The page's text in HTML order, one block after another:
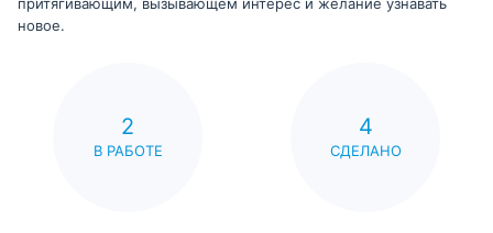
притягивающим, вызывающем интерес и желание узнавать
новое.
2
В РАБОТЕ
4
СДЕЛАНО